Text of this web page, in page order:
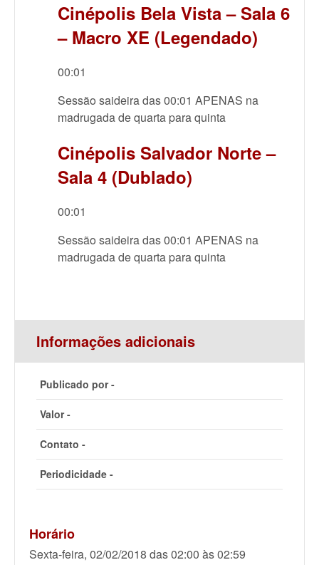
Cinépolis Bela Vista – Sala 6
– Macro XE (Legendado)
00:01
Sessão saideira das 00:01 APENAS na
madrugada de quarta para quinta
Cinépolis Salvador Norte –
Sala 4 (Dublado)
00:01
Sessão saideira das 00:01 APENAS na
madrugada de quarta para quinta
Informações adicionais
Publicado por -
Valor -
Contato -
Periodicidade -
Horário
Sexta-feira, 02/02/2018 das 02:00 às 02:59